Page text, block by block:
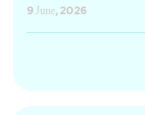
9 June, 2026